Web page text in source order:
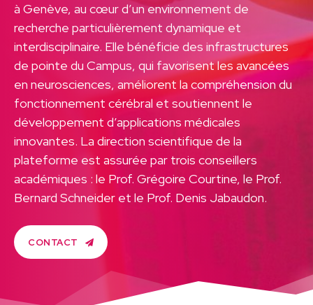
à Genève, au cœur d’un environnement de
recherche particulièrement dynamique et
interdisciplinaire. Elle bénéficie des infrastructures
de pointe du Campus, qui favorisent les avancées
en neurosciences, améliorent la compréhension du
fonctionnement cérébral et soutiennent le
développement d’applications médicales
innovantes. La direction scientifique de la
plateforme est assurée par trois conseillers
académiques : le Prof. Grégoire Courtine, le Prof.
Bernard Schneider et le Prof. Denis Jabaudon.
CONTACT